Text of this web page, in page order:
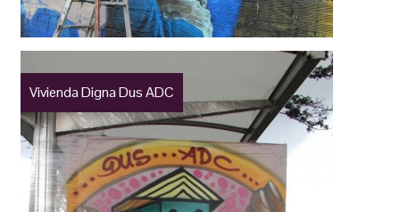
Vivienda Digna Dus ADC